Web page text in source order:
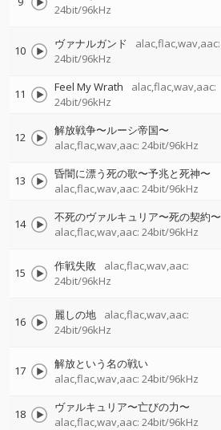
24bit/96kHz
10 ヴァナルガンド
alac,flac,wav,aac:
24bit/96kHz
11 Feel My Wrath
alac,flac,wav,aac:
24bit/96kHz
12
解放戦争〜ルーシ帝国〜
alac,flac,wav,aac: 24bit/96kHz
13
昏闇に漂う死の歌〜予兆と死神〜
alac,flac,wav,aac: 24bit/96kHz
14
不死のヴァルキュリア〜死の契約〜
alac,flac,wav,aac: 24bit/96kHz
15 作戦失敗
alac,flac,wav,aac:
24bit/96kHz
16 麗しの地
alac,flac,wav,aac:
24bit/96kHz
17
解放という名の戦い
alac,flac,wav,aac: 24bit/96kHz
18
ヴァルキュリア〜亡びの力〜
alac,flac,wav,aac: 24bit/96kHz